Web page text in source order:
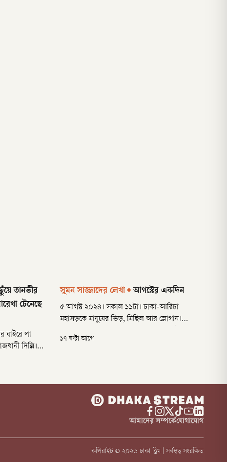
তানভীর
টেনেছে
বাইরে পা
দিল্লি।
সুমন সাজ্জাদের লেখা • আগস্টের একদিন
৫ আগস্ট ২০২৪। সকাল ১১টা। ঢাকা-আরিচা
মহাসড়কে মানুষের ভিড়, মিছিল আর স্লোগান।
—চোখের সামনে। দলে দলে কোত্থেকে আসছে এত
১৭ ঘণ্টা আগে
আমাদের সম্পর্কেযোগাযোগ
কপিরাইট © ২০২৬ ঢাকা স্ট্রিম | সর্বস্বত্ব সংরক্ষিত